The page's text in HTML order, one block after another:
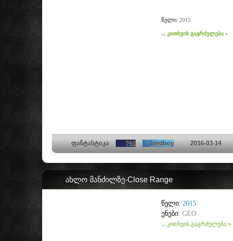
წელი: 2015
... კითხვის გაგრძელება »
ფანტასტიკა 790 bestboy 2016-03-14
ახლო მანძილზე-Close Range
წელი: 2015
ენები: GEO
... კითხვის გაგრძელება »